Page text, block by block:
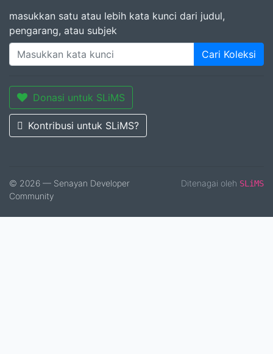
masukkan satu atau lebih kata kunci dari judul,
pengarang, atau subjek
Cari Koleksi
Donasi untuk SLiMS
Kontribusi untuk SLiMS?
© 2026 — Senayan Developer
Community
Ditenagai oleh SLiMS